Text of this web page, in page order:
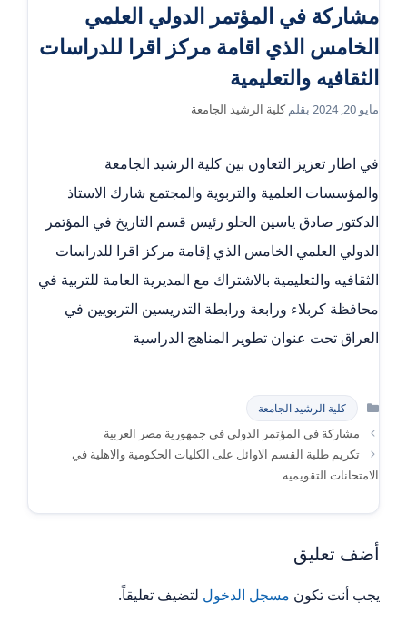
مشاركة في المؤتمر الدولي العلمي
الخامس الذي اقامة مركز اقرا للدراسات
الثقافيه والتعليمية
مايو 20, 2024 بقلمكلية الرشيد الجامعة
في اطار تعزيز التعاون بين كلية الرشيد الجامعة
والمؤسسات العلمية والتربوية والمجتمع شارك الاستاذ
الدكتور صادق ياسين الحلو رئيس قسم التاريخ في المؤتمر
الدولي العلمي الخامس الذي إقامة مركز اقرا للدراسات
الثقافيه والتعليمية بالاشتراك مع المديرية العامة للتربية في
محافظة كربلاء ورابعة ورابطة التدريسين التربويين في
العراق تحت عنوان تطوير المناهج الدراسية
التصنيفات
كلية الرشيد الجامعة
مشاركة في المؤتمر الدولي في جمهورية مصر العربية
تكريم طلبة القسم الاوائل على الكليات الحكومية والاهلية في
الامتحانات التقويميه
أضف تعليق
يجب أنت تكون مسجل الدخول لتضيف تعليقاً.